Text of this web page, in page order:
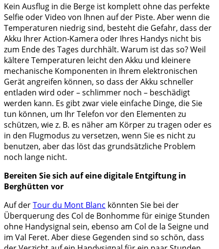
Kein Ausflug in die Berge ist komplett ohne das perfekte
Selfie oder Video von Ihnen auf der Piste. Aber wenn die
Temperaturen niedrig sind, besteht die Gefahr, dass der
Akku Ihrer Action-Kamera oder Ihres Handys nicht bis
zum Ende des Tages durchhält. Warum ist das so? Weil
kältere Temperaturen leicht den Akku und kleinere
mechanische Komponenten in Ihrem elektronischen
Gerät angreifen können, so dass der Akku schneller
entladen wird oder – schlimmer noch – beschädigt
werden kann. Es gibt zwar viele einfache Dinge, die Sie
tun können, um Ihr Telefon vor den Elementen zu
schützen, wie z. B. es näher am Körper zu tragen oder es
in den Flugmodus zu versetzen, wenn Sie es nicht zu
benutzen, aber das löst das grundsätzliche Problem
noch lange nicht.
Bereiten Sie sich auf eine digitale Entgiftung in
Berghütten vor
Auf derTour du Mont Blanc könnten Sie bei der
Überquerung des Col de Bonhomme für einige Stunden
ohne Handysignal sein, ebenso am Col de la Seigne und
im Val Feret. Aber diese Gegenden sind so schön, dass